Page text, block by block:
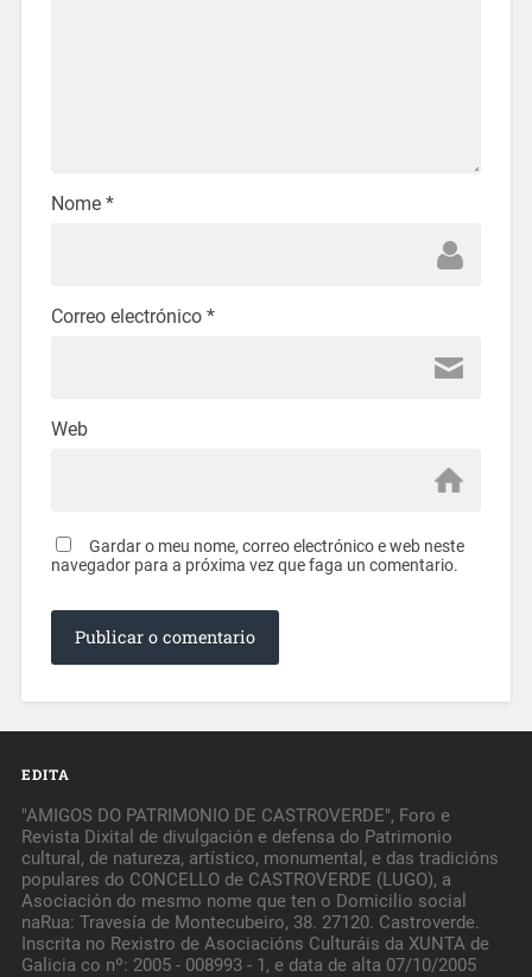
Nome *
Correo electrónico *
Web
Gardar o meu nome, correo electrónico e web neste
navegador para a próxima vez que faga un comentario.
EDITA
"AMIGOS DO PATRIMONIO DE CASTROVERDE", Foro e
Revista Dixital de divulgación e defensa do Patrimonio
cultural, de natureza, artístico, monumental, e das tradicións
populares do CONCELLO de CASTROVERDE (LUGO), a
Asociación do mesmo nome que ten o Domicilio social
naRua: Travesía de Montecubeiro, 38. 27120. Castroverde.
Inscrita no Rexistro de Asociacións Culturáis da XUNTA de
Galicia co nº: 2005 - 008993 - 1, e data de alta 07/10/2005